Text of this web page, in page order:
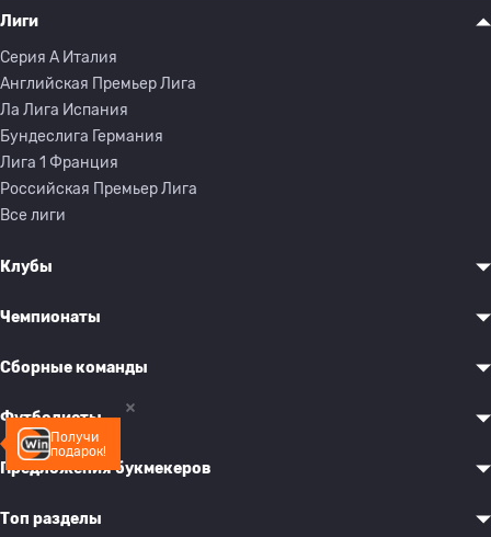
Получи
подарок!
Лиги
Серия A Италия
Английская Премьер Лига
Ла Лига Испания
Бундеслига Германия
Лига 1 Франция
Российская Премьер Лига
Все лиги
Клубы
Чемпионаты
Сборные команды
Футболисты
Предложения букмекеров
Топ разделы